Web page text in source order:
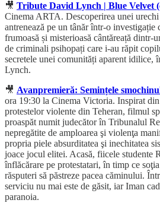
🎥 Tribute David Lynch | Blue Velvet
Cinema ARTA. Descoperirea unei
antrenează pe un tânăr într-o investigație
frumoasă și misterioasă cântăreață dintr-
de criminali psihopați care i-au răpit
secretele unei comunități aparent
Lynch.
🎥 Avanpremieră: Semințele
ora 19:30 la Cinema Victoria. Inspirat
protestelor violente din Teheran, filmul
proaspăt numit judecător în Tribunalul
nepregătite de amploarea şi violenţa
propria piele absurditatea şi inechitatea
joace jocul elitei. Acasă, fiicele studente
înflăcărare pe protestatari, în timp ce
răsputeri să păstreze pacea căminului.
serviciu nu mai este de găsit, iar Iman
paranoia.